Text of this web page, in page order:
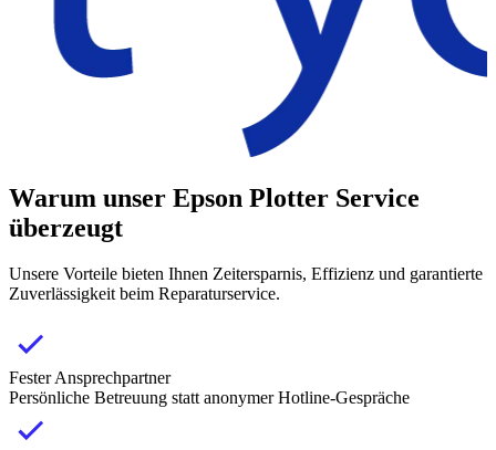
Warum unser Epson Plotter Service
überzeugt
Unsere Vorteile bieten Ihnen Zeitersparnis, Effizienz und garantierte
Zuverlässigkeit beim Reparaturservice.
Fester Ansprechpartner
Persönliche Betreuung statt anonymer Hotline-Gespräche